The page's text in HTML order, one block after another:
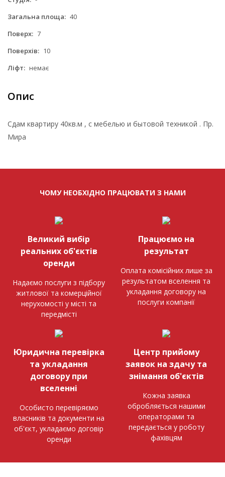
Загальна площа: 40
Поверх: 7
Поверхів: 10
Ліфт: немає
Опис
Сдам квартиру 40кв.м , с мебелью и бытовой техникой . Пр.
Мира
ЧОМУ НЕОБХІДНО ПРАЦЮВАТИ З НАМИ
Великий вибір
реальних об'єктів
оренди
Надаємо послуги з підбору
житлової та комерційної
нерухомості у місті та
передмісті
Працюємо на
результат
Оплата комісійних лише за
результатом вселення та
укладання договору на
послуги компанії
Юридична перевірка
та укладання
договору при
вселенні
Особисто перевіряємо
власників та документи на
об'єкт, укладаємо договір
оренди
Центр прийому
заявок на здачу та
знімання об'єктів
Кожна заявка
обробляється нашими
операторами та
передається у роботу
фахівцям